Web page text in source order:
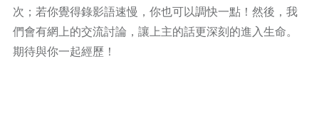
次；若你覺得錄影語速慢，你也可以調快一點！然後，我
們會有網上的交流討論，讓上主的話更深刻的進入生命。
期待與你一起經歷！